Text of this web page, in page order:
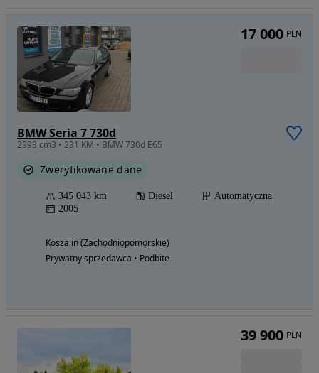
BMW Seria 7 730d
2993 cm3 • 231 KM • BMW 730d E65
Zweryfikowane dane
345 043 km Diesel
Automatyczna
2005
Koszalin (Zachodniopomorskie)
Prywatny sprzedawca • Podbite
17 000 PLN
39 900 PLN